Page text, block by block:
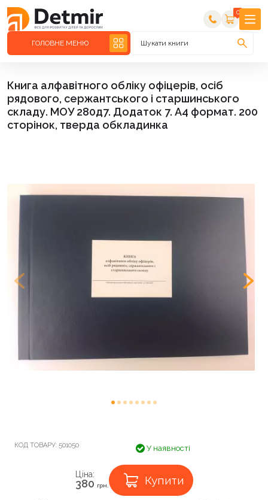
0
ГОЛОВНЕ МЕНЮ Шукати книги
Книга алфавітного обліку офіцерів, осіб
рядового, сержантського і старшинського
складу. МОУ 280д7. Додаток 7. А4 формат. 200
сторінок, тверда обкладинка
КОД ТОВАРУ: 501050 У наявності
Ціна:
380 грн. Купити